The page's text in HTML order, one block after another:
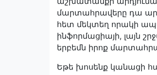
մարտահրավերը դա
հետ մեկտեղ որակի
ինֆորմացիայի, լայն
երբեմն իրոք
Եթե խոսենք կանացի